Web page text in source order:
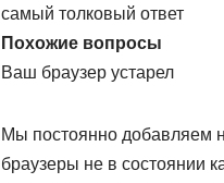
самый толковый ответ
Похожие вопросы
Ваш браузер устарел
Мы постоянно добавляем
браузеры не в состоянии